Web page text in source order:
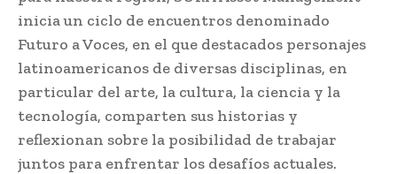
inicia un ciclo de encuentros denominado
Futuro a Voces, en el que destacados personajes
latinoamericanos de diversas disciplinas, en
particular del arte, la cultura, la ciencia y la
tecnología, comparten sus historias y
reflexionan sobre la posibilidad de trabajar
juntos para enfrentar los desafíos actuales.